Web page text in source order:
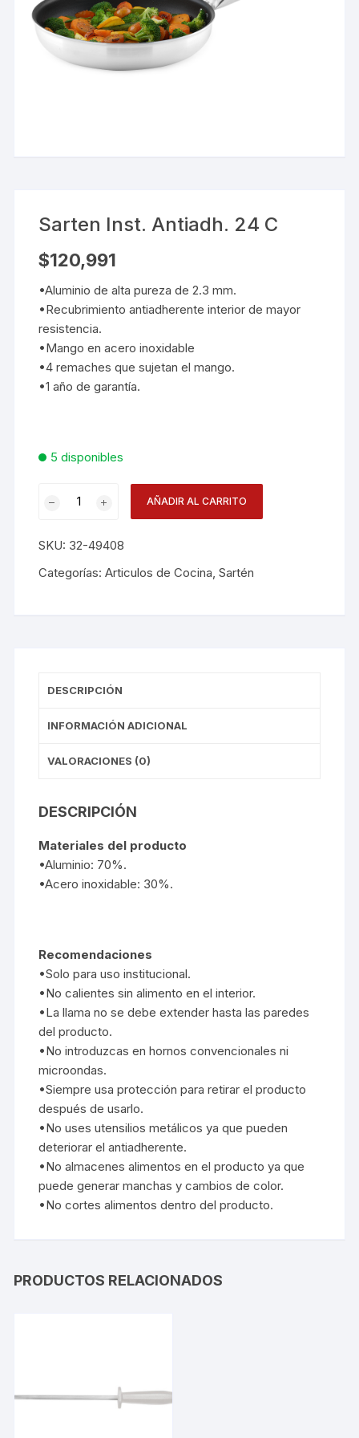
Sarten Inst. Antiadh. 24 C
$120,991
•Aluminio de alta pureza de 2.3 mm.
•Recubrimiento antiadherente interior de mayor
resistencia.
•Mango en acero inoxidable
•4 remaches que sujetan el mango.
•1 año de garantía.
5 disponibles
24
C
AÑADIR AL CARRITO
SKU: 32-49408
Categorías:Articulos de Cocina ,Sartén
DESCRIPCIÓN
INFORMACIÓN ADICIONAL
VALORACIONES (0)
DESCRIPCIÓN
Materiales del producto
•Aluminio: 70%.
•Acero inoxidable: 30%.
Recomendaciones
•Solo para uso institucional.
•No calientes sin alimento en el interior.
•La llama no se debe extender hasta las paredes
del producto.
•No introduzcas en hornos convencionales ni
microondas.
•Siempre usa protección para retirar el producto
después de usarlo.
•No uses utensilios metálicos ya que pueden
deteriorar el antiadherente.
•No almacenes alimentos en el producto ya que
puede generar manchas y cambios de color.
•No cortes alimentos dentro del producto.
PRODUCTOS RELACIONADOS